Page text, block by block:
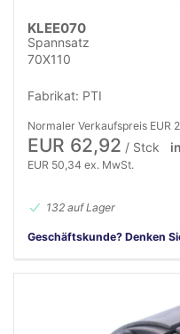
KLEE070
Spannsatz
70X110
Fabrikat: PTI
Normaler Verkaufspreis EUR
EUR 62,92 / Stck
EUR 50,34 ex. MwSt.
132 auf Lager
Geschäftskunde? Denken